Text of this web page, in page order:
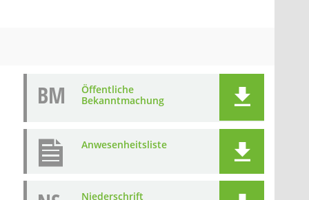
BM
Öffentliche
Bekanntmachung
Anwesenheitsliste
Niederschrift